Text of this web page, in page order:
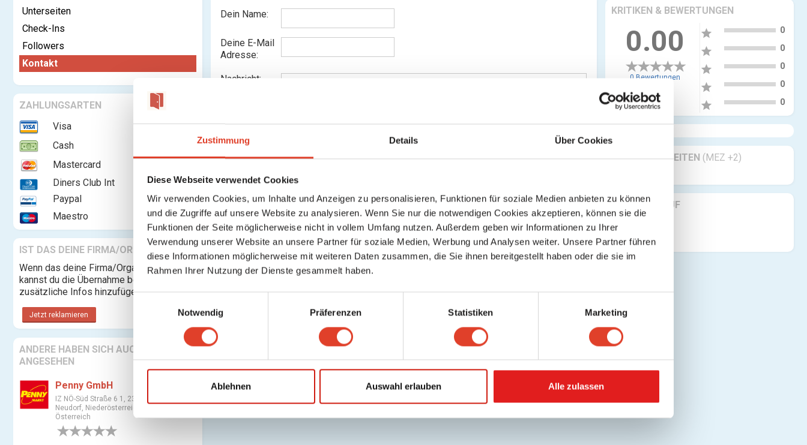
Zustimmung Details Über Cookies
Diese Webseite verwendet Cookies
Wir verwenden Cookies, um Inhalte und Anzeigen zu personalisieren, Funktionen für soziale Medien anbieten zu können
und die Zugriffe auf unsere Website zu analysieren. Wenn Sie nur die notwendigen Cookies akzeptieren, können sie die
Funktionen der Seite möglicherweise nicht in vollem Umfang nutzen. Außerdem geben wir Informationen zu Ihrer
Verwendung unserer Website an unsere Partner für soziale Medien, Werbung und Analysen weiter. Unsere Partner führen
diese Informationen möglicherweise mit weiteren Daten zusammen, die Sie ihnen bereitgestellt haben oder die sie im
Rahmen Ihrer Nutzung der Dienste gesammelt haben.
E
n
i
i
g
Notwendig Präferenzen Statistiken Marketing
Ablehnen Auswahl erlauben Alle zulassen
Unterseiten
Check-Ins
Followers
Kontakt
ZAHLUNGSARTEN
Visa
Cash
Mastercard
Diners Club Int
Paypal
Maestro
IST DAS DEINE FIRMA/ORGANISATION?
Wenn das deine Firma/Organisation ist,
kannst du die Übernahme beantragen und
zusätzliche Infos hinzufügen.
Jetzt reklamieren
ANDERE HABEN SICH AUCH
ANGESEHEN
Penny GmbH
IZ NÖ-Süd Straße 6 1, 2351 Wiener
Neudorf, Niederösterreich,
Österreich
KRITIKEN & BEWERTUNGEN
0.00
0 Bewertungen
star 0
star 0
star 0
star 0
star 0
GESCHÄFTSZEITEN (MEZ +2)
FINDE UNS AUF
Dein Name:
Deine E-Mail
Adresse:
Nachricht:
Senden